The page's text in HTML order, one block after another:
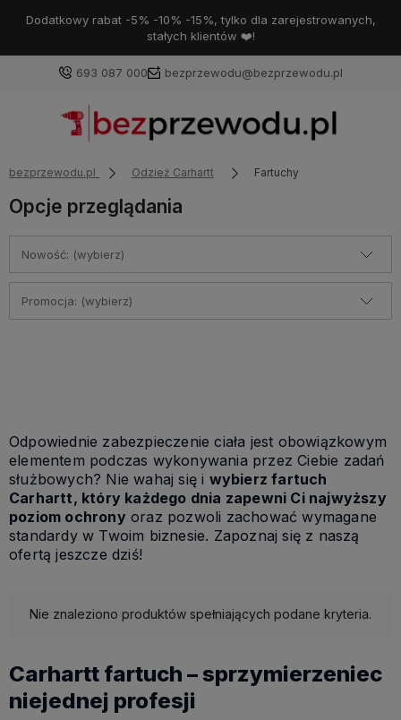
Dodatkowy rabat -5% -10% -15%, tylko dla zarejestrowanych,
stałych klientów ❤️!
693 087 000 bezprzewodu@bezprzewodu.pl
bezprzewodu.pl Odzież Carhartt Fartuchy
Opcje przeglądania
Nowość: (wybierz)
Promocja: (wybierz)
Odpowiednie zabezpieczenie ciała jest obowiązkowym
elementem podczas wykonywania przez Ciebie zadań
służbowych? Nie wahaj się i wybierz fartuch
Carhartt, który każdego dnia zapewni Ci najwyższy
poziom ochronyoraz pozwoli zachować wymagane
standardy w Twoim biznesie. Zapoznaj się z naszą
ofertą jeszcze dziś!
Nie znaleziono produktów spełniających podane kryteria.
Carhartt fartuch – sprzymierzeniec
niejednej profesji